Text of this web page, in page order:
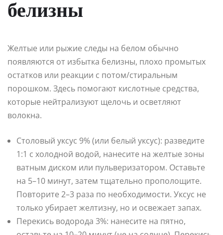
белизны
Желтые или рыжие следы на белом обычно
появляются от избытка белизны, плохо промытых
остатков или реакции с потом/стиральным
порошком. Здесь помогают кислотные средства,
которые нейтрализуют щелочь и осветляют
волокна.
Столовый уксус 9% (или белый уксус): разведите
1:1 с холодной водой, нанесите на желтые зоны
ватным диском или пульверизатором. Оставьте
на 5–10 минут, затем тщательно прополощите.
Повторите 2–3 раза по необходимости. Уксус не
только убирает желтизну, но и освежает запах.
Перекись водорода 3%: нанесите на пятно,